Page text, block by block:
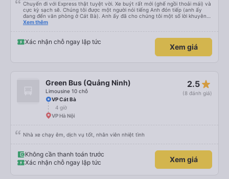
Chuyến đi với Express thật tuyệt vời. Xe buýt rất mới (ghế ngồi thoải mái) và
cực kỳ sạch sẽ. Chúng tôi được một người nói tiếng Anh đón tiếp (anh ấy
đang đến văn phòng ở Cát Bà). Anh ấy đã cho chúng tôi một số lời khuyên
hữu ích về những việc nên làm ở Cát Bà. Chúng tôi có một quãng nghỉ ngắn
đảo trong 8-10 phút. Sau đó, chúng tôi đi xe buýt khoảng 30 phút vào thị
trấn Cát Bà. Chúng tôi được thả xuống cách khách sạn khoảng 5 phút đi bộ.
Nhìn chung, dịch vụ tuyệt vời và tôi rất khuyên bạn nên sử dụng dịch vụ
Xem thêm
Xác nhận chỗ ngay lập tức
Xem giá
Green Bus (Quảng Ninh)
Limousine 10 chỗ
2.5 star_rate
(8 đánh giá)
VP Cát Bà
4 giờ
VP Hà Nội
Nhà xe chạy êm, dịch vụ tốt, nhân viên nhiệt tình
Không cần thanh toán trước
Xác nhận chỗ ngay lập tức
Xem giá